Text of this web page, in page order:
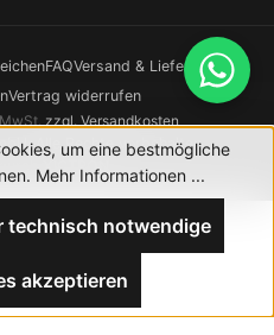
FAQVersand & Lieferung
Vertrag widerrufen
zzgl. Versandkosten
Alle Rechte vorbehalten.
XICTRON
um eine bestmögliche
Mehr Informationen ...
technisch notwendige
akzeptieren